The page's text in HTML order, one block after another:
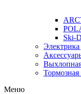
Ski-
Электрика
Тормозная
Меню